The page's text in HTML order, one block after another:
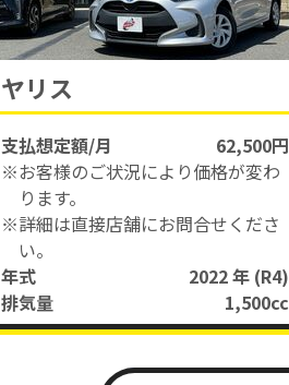
ヤリス
支払想定額/月
62,500円
※お客様のご状況により価格が変わ
ります。
※詳細は直接店舗にお問合せくださ
い。
年式
2022 年 (R4)
排気量
1,500cc